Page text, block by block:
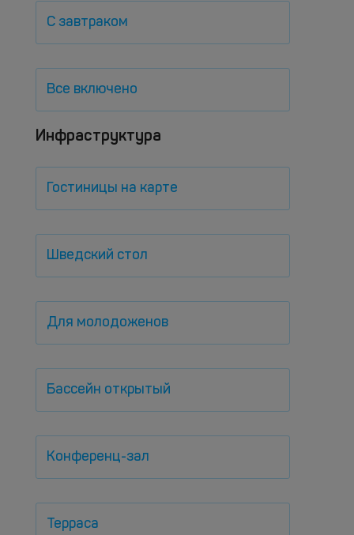
С завтраком
Все включено
Инфраструктура
Гостиницы на карте
Шведский стол
Для молодоженов
Бассейн открытый
Конференц-зал
Терраса